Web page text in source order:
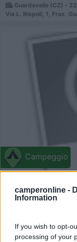
camperonline -
Information
If you wish to opt-
processing of your
Guardavalle (CZ) -
Via L. Rispoli, 1, Fraz.
Campeggio